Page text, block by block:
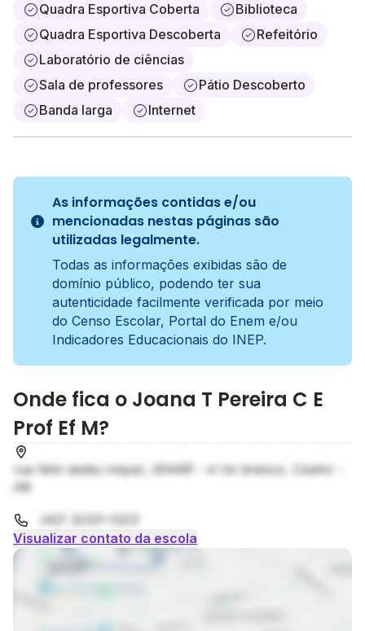
Quadra Esportiva Coberta
Biblioteca
Quadra Esportiva Descoberta
Refeitório
Laboratório de ciências
Sala de professores
Pátio Descoberto
Banda larga
Internet
As informações contidas e/ou
mencionadas nestas páginas são
utilizadas legalmente.
Todas as informações exibidas são de
domínio público, podendo ter sua
autenticidade facilmente verificada por meio
do Censo Escolar, Portal do Enem e/ou
Indicadores Educacionais do INEP.
Onde fica o Joana T Pereira C E
Prof Ef M?
rua felix tadeu meyer, 00449 - vl rio branco, Castro -
PR
(42) 3233-1323
Visualizar contato da escola